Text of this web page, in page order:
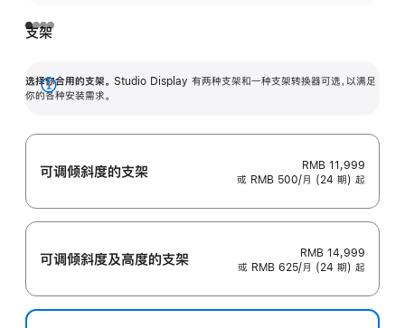
支架
选择你合用的支架。 Studio Display 有两种支架和一种支架转换器可选，以满足
你的各种安装需求。
展
可调倾斜度的支架
RMB 11,999
或 RMB 500/月 (24 期) 起
可调倾斜度及高‍度的支‍架
RMB 14,999
或 RMB 625/月 (24 期) 起